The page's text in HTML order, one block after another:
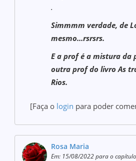
.
Simmmm verdade, de
mesmo...rsrsrs.
E a prof é a mistura da
outra prof do livro As
Rios.
[Faça o login para poder
Rosa Maria
Em: 15/08/2022 para o capítulo